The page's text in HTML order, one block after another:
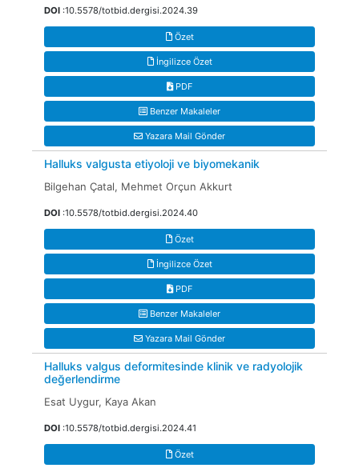
DOI :10.5578/totbid.dergisi.2024.39
Özet
İngilizce Özet
PDF
Benzer Makaleler
Yazara Mail Gönder
Halluks valgusta etiyoloji ve biyomekanik
Bilgehan Çatal, Mehmet Orçun Akkurt
DOI :10.5578/totbid.dergisi.2024.40
Özet
İngilizce Özet
PDF
Benzer Makaleler
Yazara Mail Gönder
Halluks valgus deformitesinde klinik ve radyolojik
değerlendirme
Esat Uygur, Kaya Akan
DOI :10.5578/totbid.dergisi.2024.41
Özet